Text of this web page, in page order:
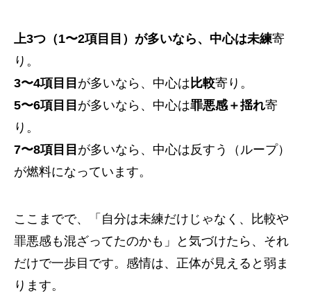
上3つ（1〜2項目目）が多いなら、中心は未練寄
り。
3〜4項目目 が多いなら、中心は 比較寄り。
5〜6項目目 が多いなら、中心は罪悪感＋揺れ寄
り。
7〜8項目目 が多いなら、中心は反すう（ループ）
が燃料になっています。
ここまでで、「自分は未練だけじゃなく、比較や
罪悪感も混ざってたのかも」と気づけたら、それ
だけで一歩目です。感情は、正体が見えると弱ま
ります。